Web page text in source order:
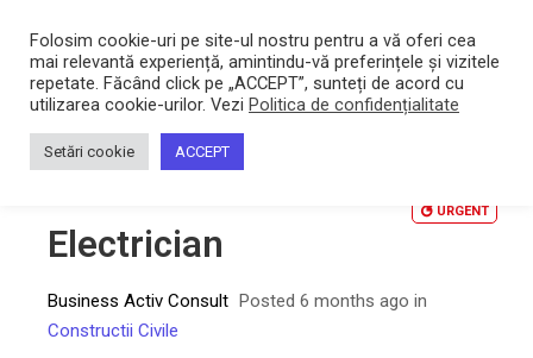
Bacltd
Locuri de munca
Electrician
Business Activ Consult Posted 6 months ago in
Constructii Civile
URGENT
Folosim cookie-uri pe site-ul nostru pentru a vă oferi cea
mai relevantă experiență, amintindu-vă preferințele și vizitele
repetate. Făcând click pe „ACCEPT”, sunteți de acord cu
utilizarea cookie-urilor. Vezi Politica de confidențialitate
Setări cookie ACCEPT